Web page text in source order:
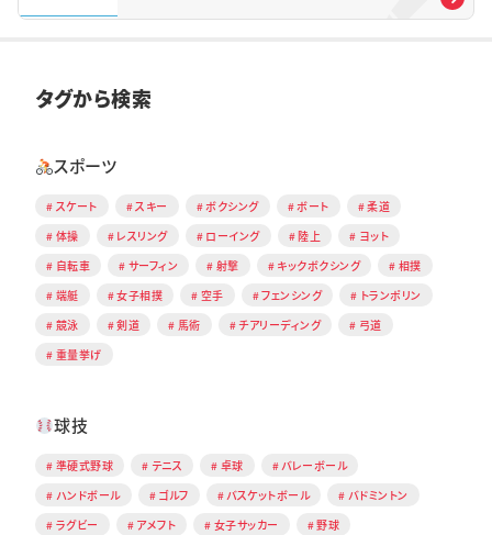
タグから検索
スポーツ
スケート スキー ボクシング ボート
柔道
体操
レスリング ローイング 陸上
ヨット
自転車
サーフィン 射撃 キックボクシング
相撲
端艇
女子相撲 空手 フェンシング
トランポリン
競泳
剣道 馬術 チアリーディング
弓道
重量挙げ
球技
準硬式野球 テニス 卓球
バレーボール
ハンドボール
ゴルフ バスケットボール
バドミントン
ラグビー
アメフト 女子サッカー
野球